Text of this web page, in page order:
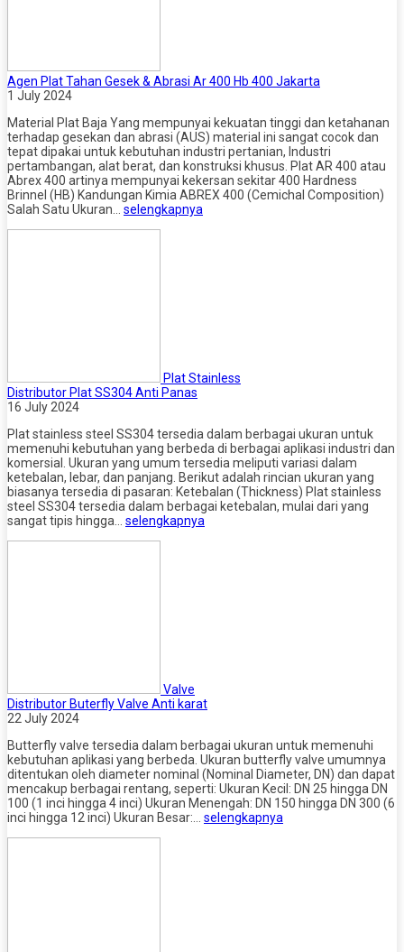
Agen Plat Tahan Gesek & Abrasi Ar 400 Hb 400 Jakarta
1 July 2024
Material Plat Baja Yang mempunyai kekuatan tinggi dan ketahanan
terhadap gesekan dan abrasi (AUS) material ini sangat cocok dan
tepat dipakai untuk kebutuhan industri pertanian, Industri
pertambangan, alat berat, dan konstruksi khusus. Plat AR 400 atau
Abrex 400 artinya mempunyai kekersan sekitar 400 Hardness
Brinnel (HB) Kandungan Kimia ABREX 400 (Cemichal Composition)
Salah Satu Ukuran… selengkapnya
Plat Stainless
Distributor Plat SS304 Anti Panas
16 July 2024
Plat stainless steel SS304 tersedia dalam berbagai ukuran untuk
memenuhi kebutuhan yang berbeda di berbagai aplikasi industri dan
komersial. Ukuran yang umum tersedia meliputi variasi dalam
ketebalan, lebar, dan panjang. Berikut adalah rincian ukuran yang
biasanya tersedia di pasaran: Ketebalan (Thickness) Plat stainless
steel SS304 tersedia dalam berbagai ketebalan, mulai dari yang
sangat tipis hingga… selengkapnya
Valve
Distributor Buterfly Valve Anti karat
22 July 2024
Butterfly valve tersedia dalam berbagai ukuran untuk memenuhi
kebutuhan aplikasi yang berbeda. Ukuran butterfly valve umumnya
ditentukan oleh diameter nominal (Nominal Diameter, DN) dan dapat
mencakup berbagai rentang, seperti: Ukuran Kecil: DN 25 hingga DN
100 (1 inci hingga 4 inci) Ukuran Menengah: DN 150 hingga DN 300 (6
inci hingga 12 inci) Ukuran Besar:… selengkapnya